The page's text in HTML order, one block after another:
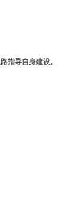
指导自身建设。